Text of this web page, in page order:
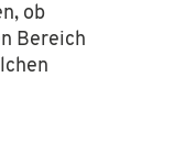
ob
Bereich